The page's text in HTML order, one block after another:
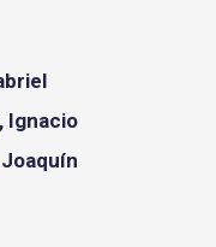
Ignacio